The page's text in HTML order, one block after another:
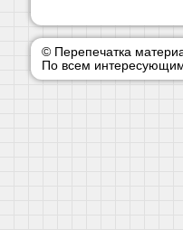
© Перепечатка
По всем